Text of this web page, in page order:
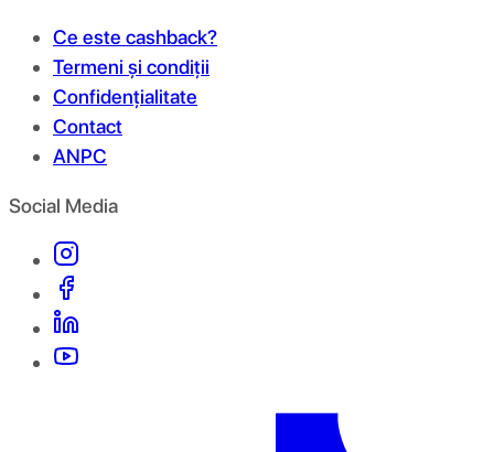
Ce este cashback?
Termeni și condiții
Confidențialitate
Contact
ANPC
Social Media